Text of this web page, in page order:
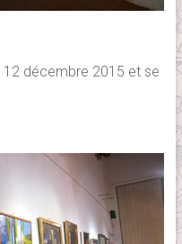
décembre 2015 et se